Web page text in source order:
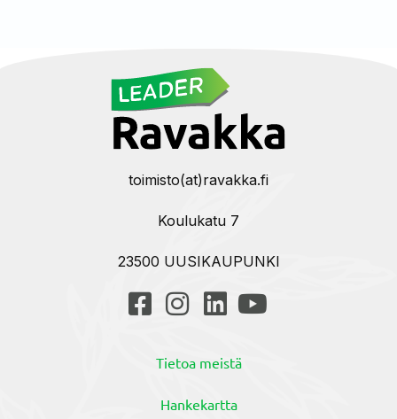
toimisto(at)ravakka.fi
Koulukatu 7
23500 UUSIKAUPUNKI
Tietoa meistä
Hankekartta